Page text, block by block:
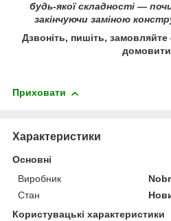
будь-якої складності ―
закінчуючи заміною
Дзвоніть, пишіть,
Приховати
Характеристики
Основні
Виробник
Стан
Користувацькі характеристики